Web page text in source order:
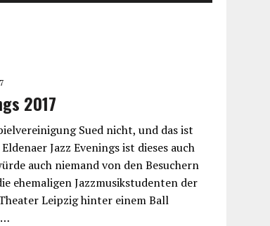
2017
Sued nicht, und das ist
Jazz Evenings ist dieses auch
auch niemand von den Besuchern
ehemaligen Jazzmusikstudenten der
Leipzig hinter einem Ball